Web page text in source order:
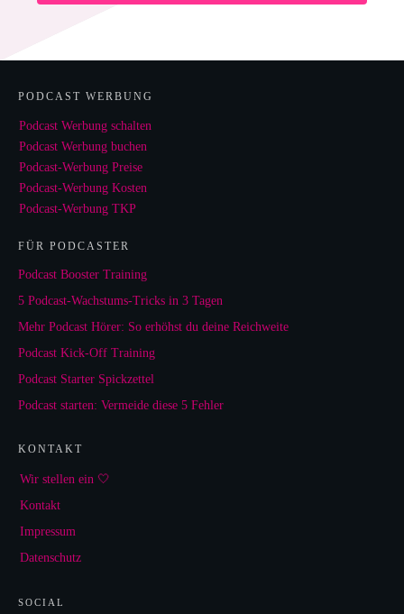
PODCAST WERBUNG
Podcast Werbung schalten
Podcast Werbung buchen
Podcast-Werbung Preise
Podcast-Werbung Kosten
Podcast-Werbung TKP
FÜR PODCASTER
Podcast Booster Training
5 Podcast-Wachstums-Tricks in 3 Tagen
Mehr Podcast Hörer: So erhöhst du deine Reichweite
Podcast Kick-Off Training
Podcast Starter Spickzettel
Podcast starten: Vermeide diese 5 Fehler
KONTAKT
Wir stellen ein 🤍
Kontakt
Impressum
Datenschutz
SOCIAL